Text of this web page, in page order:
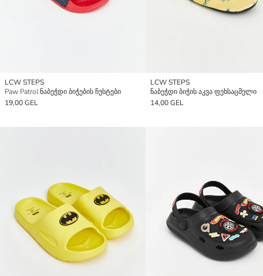
LCW STEPS
Paw Patrol ნაბეჭდი ბიჭების ჩუსტები
19,00 GEL
LCW STEPS
ნაბეჭდი ბიჭის აკვა ფეხსაცმელი
14,00 GEL